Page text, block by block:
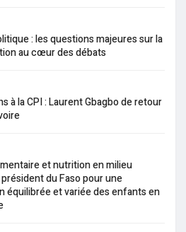
: les questions majeures sur la
au cœur des débats
à la CPI : Laurent Gbagbo de retour
et nutrition en milieu
du Faso pour une
équilibrée et variée des enfants en